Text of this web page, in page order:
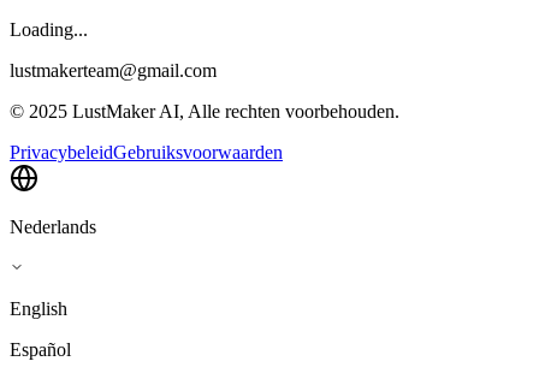
Loading...
lustmakerteam@gmail.com
© 2025 LustMaker AI, Alle rechten voorbehouden.
PrivacybeleidGebruiksvoorwaarden
Nederlands
English
Español